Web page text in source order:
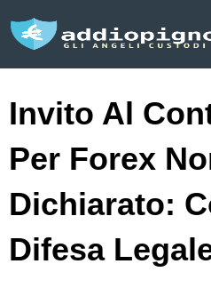
Invito Al
Per Forex
Dichiarato:
Difesa